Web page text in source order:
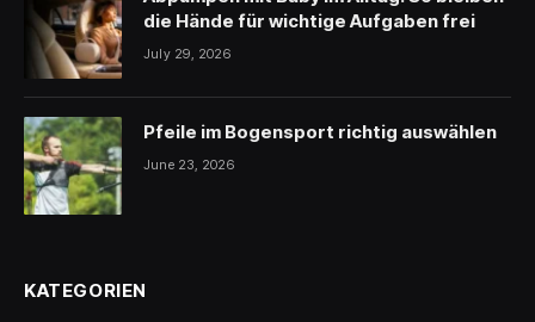
die Hände für wichtige Aufgaben frei
July 29, 2026
Pfeile im Bogensport richtig auswählen
June 23, 2026
KATEGORIEN